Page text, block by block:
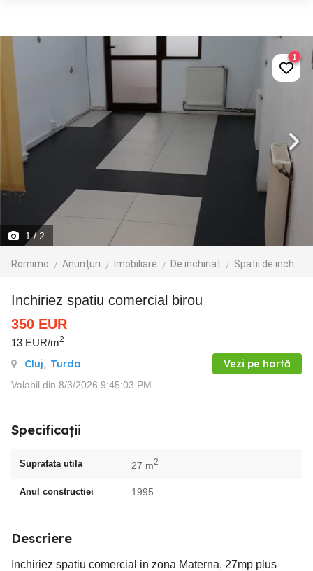
1/ 2
Romimo Anunțuri Imobiliare De inchiriat Spatii de inchiriat
1
Inchiriez spatiu comercial birou
350 EUR
13 EUR/m2
Cluj, Turda Vezi pe hartă
Valabil din 8/3/2026 9:45:03 PM
Specificații
Suprafata utila 27 m2
Anul constructiei 1995
Descriere
Inchiriez spatiu comercial in zona Materna, 27mp plus